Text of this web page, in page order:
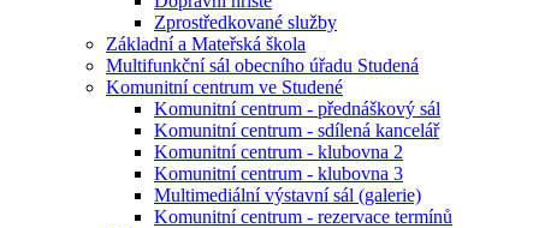
Zprostředkované služby
Základní a Mateřská škola
Multifunkční sál obecního úřadu Studená
Komunitní centrum ve Studené
Komunitní centrum - přednáškový sál
Komunitní centrum - sdílená kancelář
Komunitní centrum - klubovna 2
Komunitní centrum - klubovna 3
Multimediální výstavní sál (galerie)
Komunitní centrum - rezervace termínů